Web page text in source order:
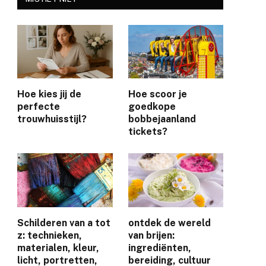
Hoe kies jij de
perfecte
trouwhuisstijl?
Hoe scoor je
goedkope
bobbejaanland
tickets?
Schilderen van a tot
z: technieken,
materialen, kleur,
licht, portretten,
ontdek de wereld
van brijen:
ingrediënten,
bereiding, cultuur